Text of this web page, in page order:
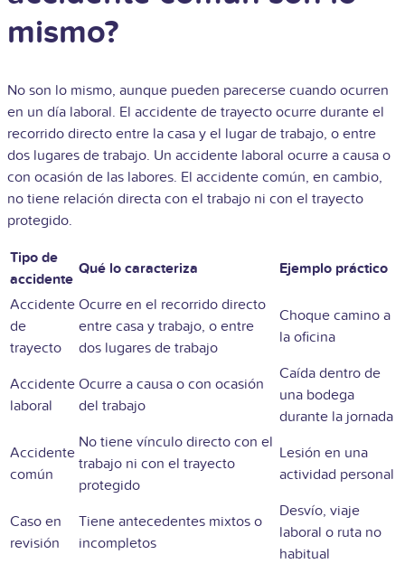
mismo?
No son lo mismo, aunque pueden parecerse cuando ocurren
en un día laboral. El accidente de trayecto ocurre durante el
recorrido directo entre la casa y el lugar de trabajo, o entre
dos lugares de trabajo. Un accidente laboral ocurre a causa o
con ocasión de las labores. El accidente común, en cambio,
no tiene relación directa con el trabajo ni con el trayecto
protegido.
Tipo de
accidente
Qué lo caracteriza
Ejemplo práctico
Accidente
de
trayecto
Ocurre en el recorrido directo
entre casa y trabajo, o entre
dos lugares de trabajo
Choque camino a
la oficina
Accidente
laboral
Ocurre a causa o con ocasión
del trabajo
Caída dentro de
una bodega
durante la jornada
Accidente
común
No tiene vínculo directo con el
trabajo ni con el trayecto
protegido
Lesión en una
actividad personal
Caso en
revisión
Tiene antecedentes mixtos o
incompletos
Desvío, viaje
laboral o ruta no
habitual